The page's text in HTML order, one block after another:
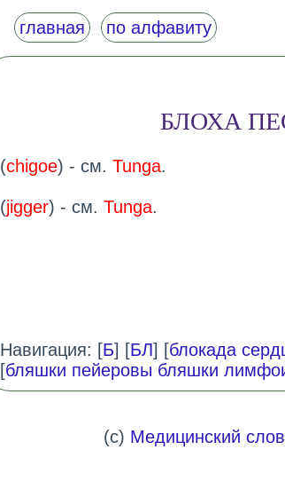
главная по алфавиту
БЛОХА
(chigoe) - см. Tunga.
(jigger) - см. Tunga.
Навигация: [Б] [БЛ] [блокада
[бляшки пейеровы бляшки
(c) Медицинский